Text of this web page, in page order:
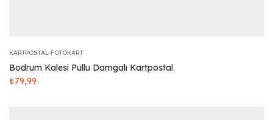
KARTPOSTAL-FOTOKART
Bodrum Kalesi Pullu Damgalı Kartpostal
₺79,99